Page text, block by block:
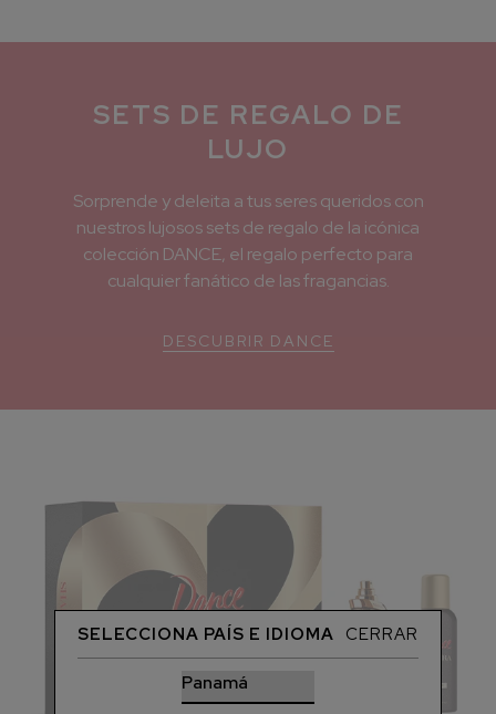
SELECCIONA PAÍS E IDIOMA CERRAR
SETS DE REGALO DE
LUJO
Sorprende y deleita a tus seres queridos con
nuestros lujosos sets de regalo de la icónica
colección DANCE, el regalo perfecto para
cualquier fanático de las fragancias.
DESCUBRIR DANCE